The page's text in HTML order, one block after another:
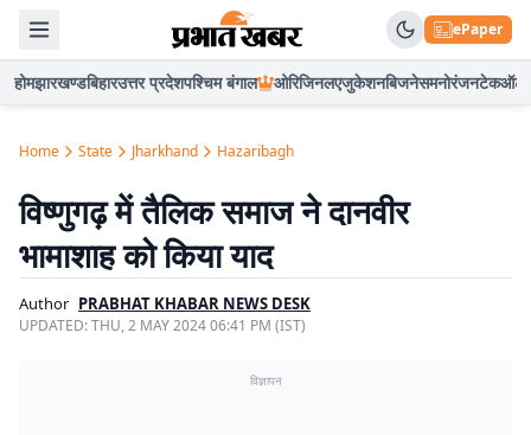
ePaper
होमझारखण्डबिहारउत्तर प्रदेशपश्चिम बंगाल ओरिजिनलएजुकेशनबिजनेसमनोरंजनटेकऑटो
Home State Jharkhand Hazaribagh
विष्णुगढ़ में तैलिक समाज ने दानवीर
भामाशाह को किया याद
Author PRABHAT KHABAR NEWS DESK
UPDATED:THU, 2 MAY 2024 06:41 PM (IST)
विज्ञापन